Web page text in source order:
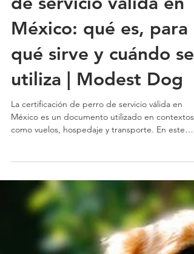
Certificación de perro
de servicio válida en
México: qué es, para
qué sirve y cuándo se
utiliza | Modest Dog
México es un documento utilizado en contextos
artículo te explicamos para qué sirve, cómo se
presenta y cómo Modest Dog México brinda
acompañamiento durante el proceso de
certificación y cartas de apoyo emocional.